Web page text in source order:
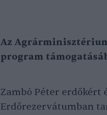
Az
program
Zambó Péter erdőkért
Erdőrezervátumban